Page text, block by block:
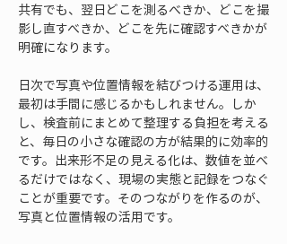
共有でも、翌日どこを測るべきか、どこを撮
影し直すべきか、どこを先に確認すべきかが
明確になります。
日次で写真や位置情報を結びつける運用は、
最初は手間に感じるかもしれません。しか
し、検査前にまとめて整理する負担を考える
と、毎日の小さな確認の方が結果的に効率的
です。出来形不足の見える化は、数値を並べ
るだけではなく、現場の実態と記録をつなぐ
ことが重要です。そのつながりを作るのが、
写真と位置情報の活用です。